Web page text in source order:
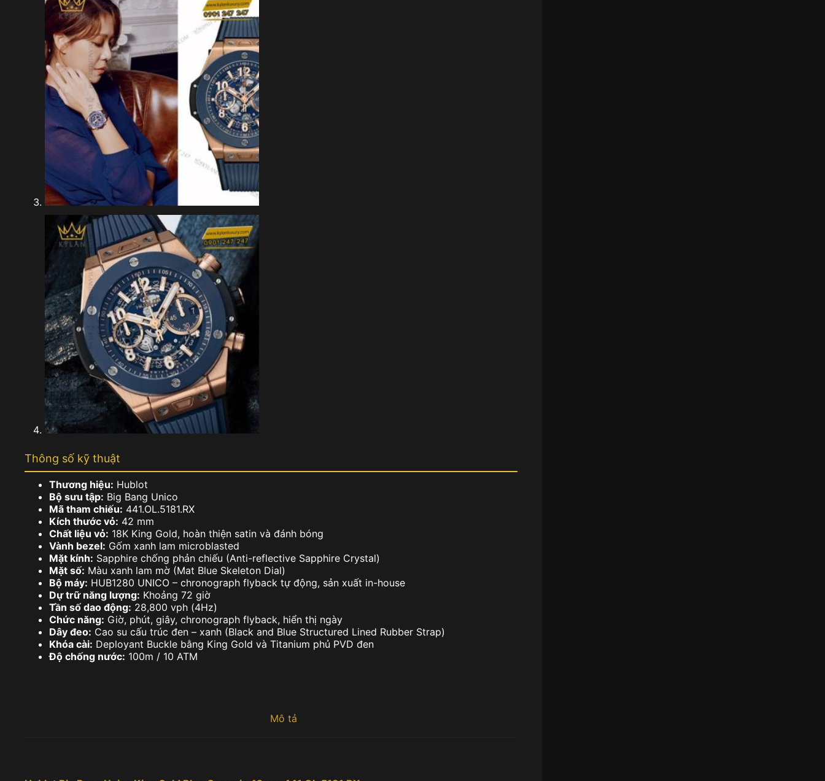
Thông số kỹ thuật
Thương hiệu: Hublot
Bộ sưu tập: Big Bang Unico
Mã tham chiếu: 441.OL.5181.RX
Kích thước vỏ: 42 mm
Chất liệu vỏ: 18K King Gold, hoàn thiện satin và đánh bóng
Vành bezel: Gốm xanh lam microblasted
Mặt kính: Sapphire chống phản chiếu (Anti-reflective Sapphire Crystal)
Mặt số: Màu xanh lam mờ (Mat Blue Skeleton Dial)
Bộ máy: HUB1280 UNICO – chronograph flyback tự động, sản xuất in-house
Dự trữ năng lượng: Khoảng 72 giờ
Tần số dao động: 28,800 vph (4Hz)
Chức năng: Giờ, phút, giây, chronograph flyback, hiển thị ngày
Dây đeo: Cao su cấu trúc đen – xanh (Black and Blue Structured Lined Rubber Strap)
Khóa cài: Deployant Buckle bằng King Gold và Titanium phủ PVD đen
Độ chống nước: 100m / 10 ATM
Mô tả